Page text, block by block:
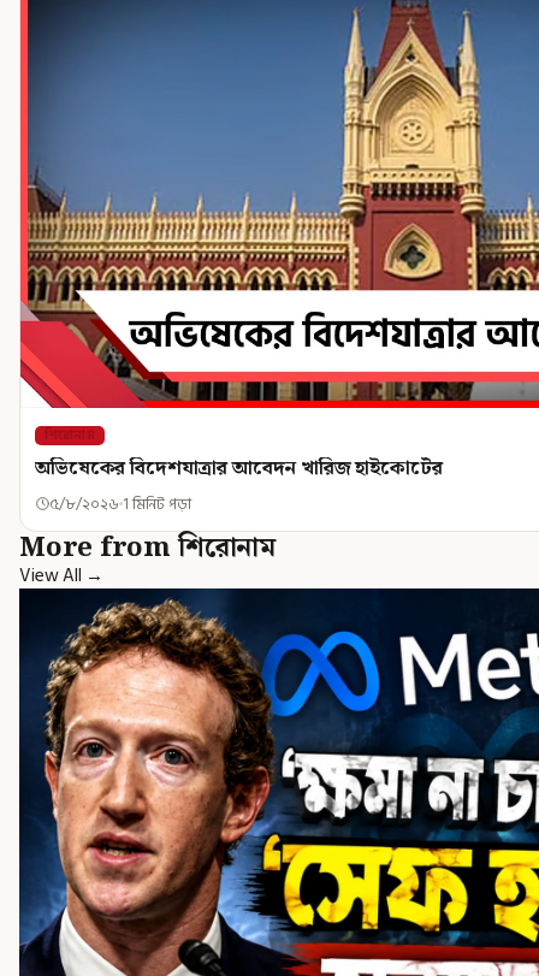
শিরোনাম
অভিষেকের বিদেশযাত্রার আবেদন খারিজ হাইকোর্টের
৫/৮/২০২৬ 1 মিনিট পড়া
More from শিরোনাম
View All →